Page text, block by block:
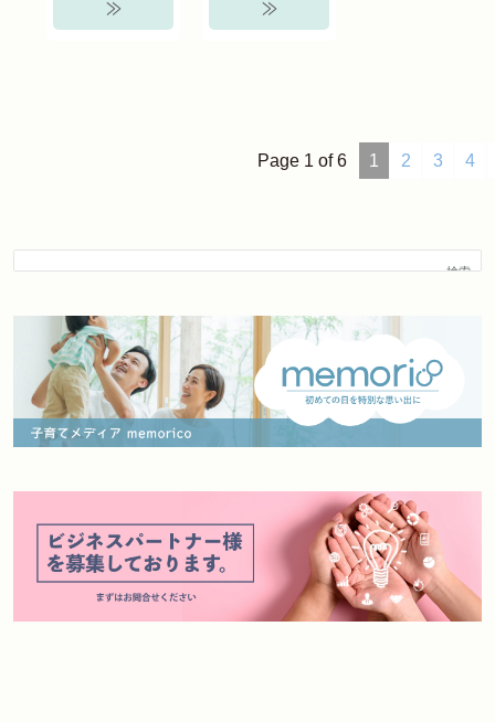
≫ ≫
Page 1 of 6 1 2 3 4
検索